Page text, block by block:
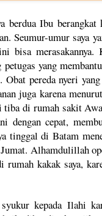
Ibu berangkat
Seumur-umur saya
bisa merasakannya.
petugas yang
Obat pereda nyeri
juga karena
di rumah sakit
dengan cepat,
tinggal di Batam
Alhamdulillah
rumah kakak saya,
kepada Ilahi